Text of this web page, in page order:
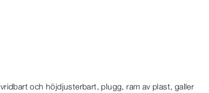
vridbart och höjdjusterbart, plugg, ram av plast, galler